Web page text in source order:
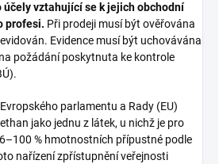
vztahující se k jejich obchodní
profesi. Při prodeji musí být ověřována
Evidence musí být uchovávána
požádání poskytnuta ke kontrole
parlamentu a Rady (EU)
jako jednu z látek, u nichž je pro
% hmotnostních přípustné podle
nařízení zpřístupnění veřejnosti